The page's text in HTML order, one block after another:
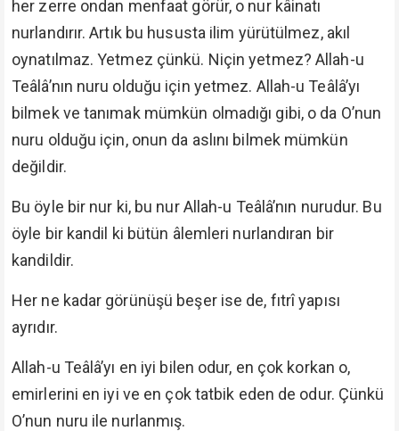
her zerre ondan menfaat görür, o nur kâinatı
nurlandırır. Artık bu hususta ilim yürütülmez, akıl
oynatılmaz. Yetmez çünkü. Niçin yetmez? Allah-u
Teâlâ’nın nuru olduğu için yetmez. Allah-u Teâlâ’yı
bilmek ve tanımak mümkün olmadığı gibi, o da O’nun
nuru olduğu için, onun da aslını bilmek mümkün
değildir.
Bu öyle bir nur ki, bu nur Allah-u Teâlâ’nın nurudur. Bu
öyle bir kandil ki bütün âlemleri nurlandıran bir
kandildir.
Her ne kadar görünüşü beşer ise de, fıtrî yapısı
ayrıdır.
Allah-u Teâlâ’yı en iyi bilen odur, en çok korkan o,
emirlerini en iyi ve en çok tatbik eden de odur. Çünkü
O’nun nuru ile nurlanmış.